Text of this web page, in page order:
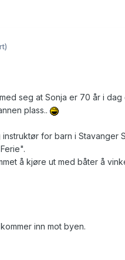
seg at Sonja er 70 år i
plass..
for barn i Stavanger
å kjøre ut med båter å
inn mot byen.